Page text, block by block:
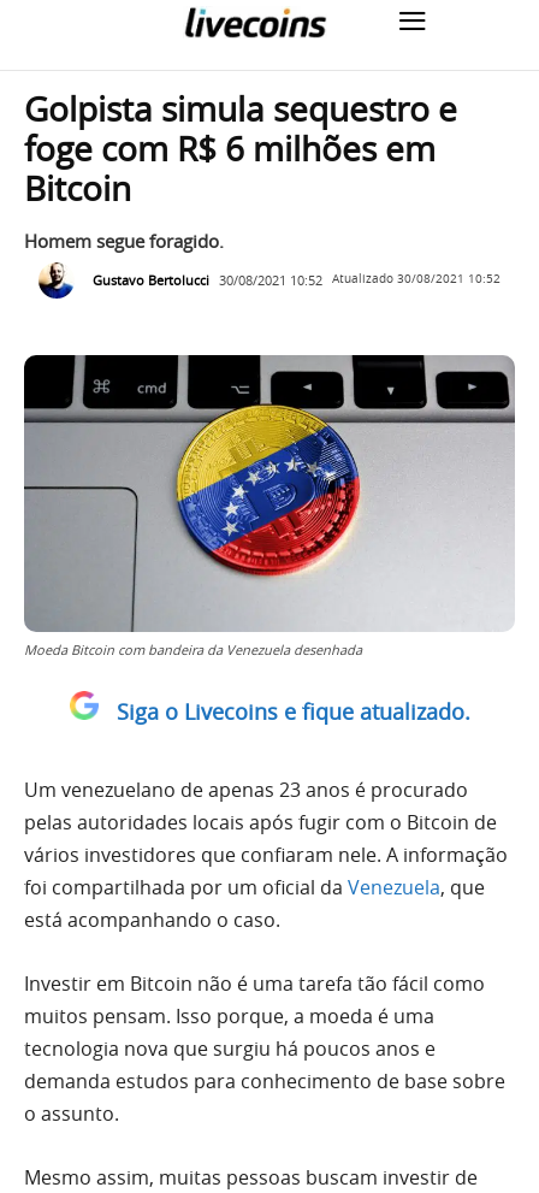
Golpista simula sequestro e
foge com R$ 6 milhões em
Bitcoin
Homem segue foragido.
Gustavo Bertolucci 30/08/2021 10:52 Atualizado 30/08/2021 10:52
Moeda Bitcoin com bandeira da Venezuela desenhada
Siga o Livecoins e fique atualizado.
Um venezuelano de apenas 23 anos é procurado
pelas autoridades locais após fugir com o Bitcoin de
vários investidores que confiaram nele. A informação
foi compartilhada por um oficial da Venezuela, que
está acompanhando o caso.
Investir em Bitcoin não é uma tarefa tão fácil como
muitos pensam. Isso porque, a moeda é uma
tecnologia nova que surgiu há poucos anos e
demanda estudos para conhecimento de base sobre
o assunto.
Mesmo assim, muitas pessoas buscam investir de